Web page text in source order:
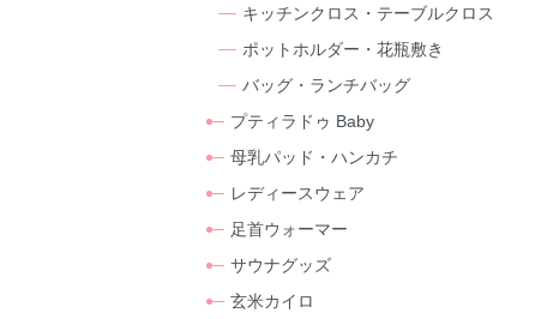
キッチンクロス・テーブルクロス
ポットホルダー・花瓶敷き
バッグ・ランチバッグ
プティラドゥ Baby
母乳パッド・ハンカチ
レディースウェア
足首ウォーマー
サウナグッズ
玄米カイロ